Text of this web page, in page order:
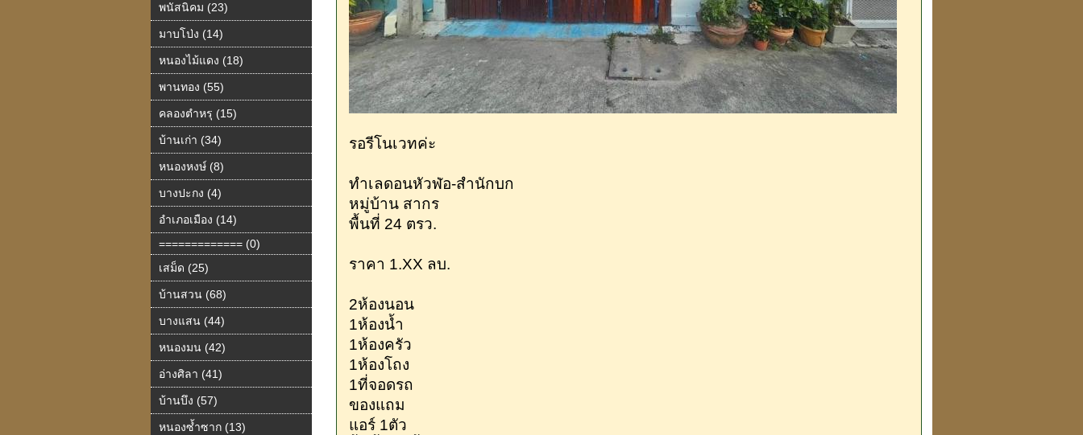
พนัสนิคม (23)
มาบโป่ง (14)
หนองไม้แดง (18)
พานทอง (55)
คลองตำหรุ (15)
บ้านเก่า (34)
หนองหงษ์ (8)
บางปะกง (4)
อำเภอเมือง (14)
============= (0)
เสม็ด (25)
บ้านสวน (68)
บางแสน (44)
หนองมน (42)
อ่างศิลา (41)
บ้านบึง (57)
หนองซ้ำซาก (13)
รอรีโนเวทค่ะ
ทำเลดอนหัวฬ่อ-สำนักบก
หมู่บ้าน สากร
พื้นที่ 24 ตรว.
ราคา 1.XX ลบ.
2ห้องนอน
1ห้องน้ำ
1ห้องครัว
1ห้องโถง
1ที่จอดรถ
ของแถม
แอร์ 1ตัว